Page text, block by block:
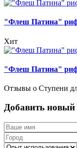
"Флеш Патина"
Хит
"Флеш Патина"
Отзывы о Ступени
Добавить новый